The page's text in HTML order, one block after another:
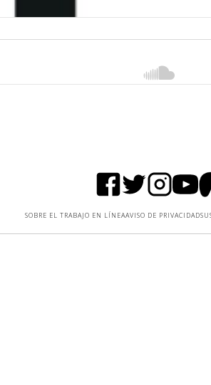
SOBRE EL TRABAJO EN LÍNEAAVISO DE PRIVACIDAD